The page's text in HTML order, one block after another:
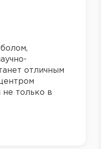
отличным
только в